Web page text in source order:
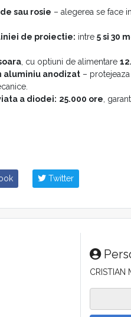
sau rosie – alegerea se face
de proiectie: intre 5 si 30
, cu optiuni de alimentare
aluminiu anodizat –
a diodei: 25.000 ore,
20 – 60 mW
100/240V – 50Hz, cu sursa
Suport multidirectional
, 12/24 Vdc,
Twitter
CRISTIAN